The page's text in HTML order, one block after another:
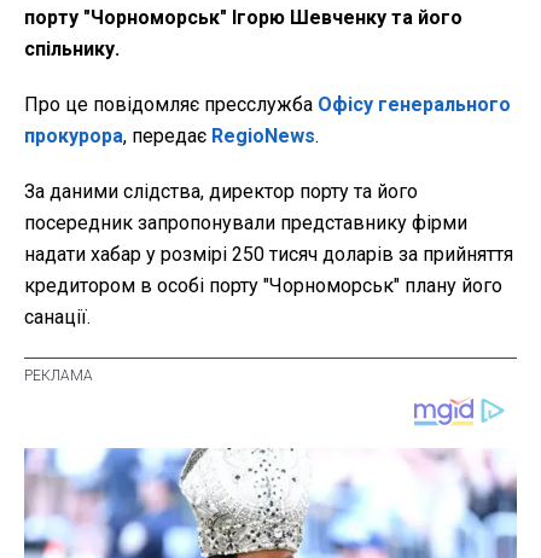
порту "Чорноморськ" Ігорю Шевченку та його
спільнику.
Про це повідомляє пресслужба Офісу генерального
прокурора, передає RegioNews.
За даними слідства, директор порту та його
посередник запропонували представнику фірми
надати хабар у розмірі 250 тисяч доларів за прийняття
кредитором в особі порту "Чорноморськ" плану його
санації.